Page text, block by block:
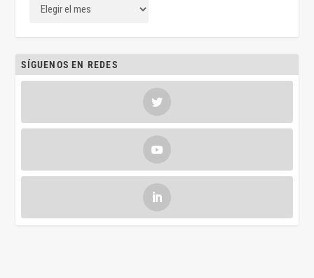
SÍGUENOS EN REDES